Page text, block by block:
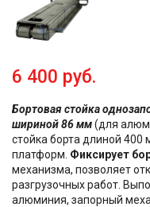
6 400 руб.
Бортовая стойка
шириной 86 мм(для
стойка борта длиной
платформ. Фиксирует
механизма, позволяет
разгрузочных работ.
алюминия, запорный